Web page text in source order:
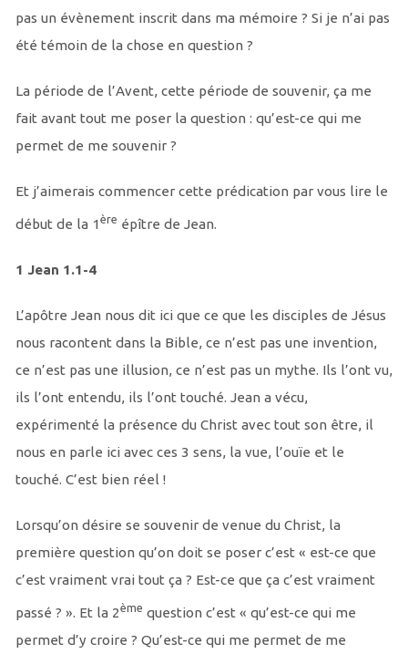
pas un évènement inscrit dans ma mémoire ? Si je n’ai pas
été témoin de la chose en question ?
La période de l’Avent, cette période de souvenir, ça me
fait avant tout me poser la question : qu’est-ce qui me
permet de me souvenir ?
Et j’aimerais commencer cette prédication par vous lire le
début de la 1ère épître de Jean.
1 Jean 1.1-4
L’apôtre Jean nous dit ici que ce que les disciples de Jésus
nous racontent dans la Bible, ce n’est pas une invention,
ce n’est pas une illusion, ce n’est pas un mythe. Ils l’ont vu,
ils l’ont entendu, ils l’ont touché. Jean a vécu,
expérimenté la présence du Christ avec tout son être, il
nous en parle ici avec ces 3 sens, la vue, l’ouïe et le
touché. C’est bien réel !
Lorsqu’on désire se souvenir de venue du Christ, la
première question qu’on doit se poser c’est « est-ce que
c’est vraiment vrai tout ça ? Est-ce que ça c’est vraiment
passé ? ». Et la 2ème question c’est « qu’est-ce qui me
permet d’y croire ? Qu’est-ce qui me permet de me